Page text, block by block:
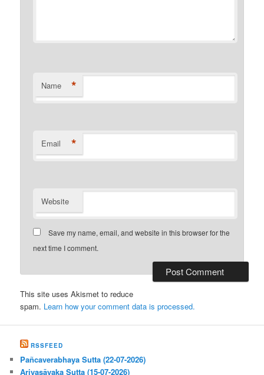
Name *
Email *
Website
Save my name, email, and website in this browser for the
next time I comment.
This site uses Akismet to reduce
spam. Learn how your comment data is processed.
RSSFEED
Pañcaverabhaya Sutta (22-07-2026)
Ariyasāvaka Sutta (15-07-2026)